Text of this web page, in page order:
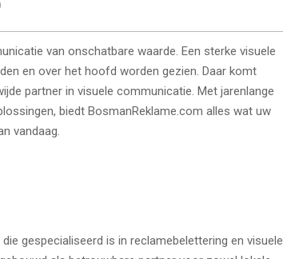
van onschatbare waarde. Een sterke visuele
en over het hoofd worden gezien. Daar komt
partner in visuele communicatie. Met jarenlange
biedt BosmanReklame.com alles wat uw
vandaag.
gespecialiseerd is in reclamebelettering en visuele